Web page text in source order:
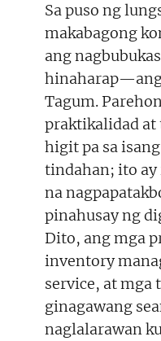
w
t
t
e
r
e
b
o
o
k
Sa puso ng
makabagong
ang
hinaharap—ang
Tagum.
praktikalidad
higit pa sa
tindahan; ito ay
na
pinahusay ng
Dito, ang mga
inventory
service, at mga
ginagawang
naglalarawan